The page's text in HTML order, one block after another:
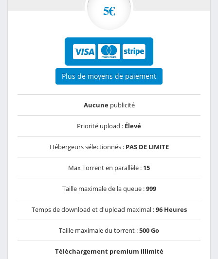
5€
Plus de moyens de paiement
Aucunepublicité
Priorité upload : Élevé
Hébergeurs sélectionnés : PAS DE LIMITE
Max Torrent en parallèle : 15
Taille maximale de la queue :999
Temps de download et d'upload maximal :96 Heures
Taille maximale du torrent :500 Go
Téléchargement premium illimité